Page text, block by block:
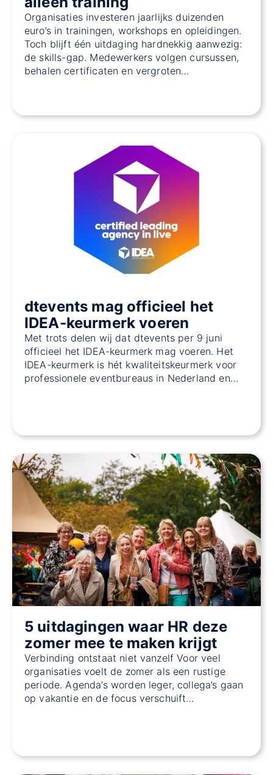
Organisaties investeren jaarlijks duizenden
euro’s in trainingen, workshops en opleidingen.
Toch blijft één uitdaging hardnekkig aanwezig:
de skills-gap. Medewerkers volgen cursussen,
behalen certificaten en vergroten…
dtevents mag officieel het
IDEA-keurmerk voeren
Met trots delen wij dat dtevents per 9 juni
officieel het IDEA-keurmerk mag voeren. Het
IDEA-keurmerk is hét kwaliteitskeurmerk voor
professionele eventbureaus in Nederland en…
5 uitdagingen waar HR deze
zomer mee te maken krijgt
Verbinding ontstaat niet vanzelf Voor veel
organisaties voelt de zomer als een rustige
periode. Agenda’s worden leger, collega’s gaan
op vakantie en de focus verschuift…